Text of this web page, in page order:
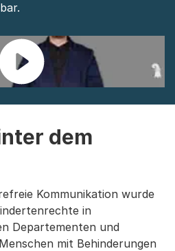
dem
Kommunikation wurde
in
Departementen und
mit Behinderungen